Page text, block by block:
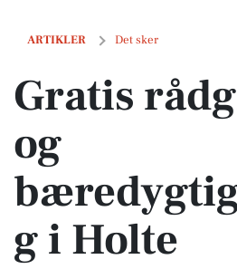
ARTIKLER Det sker
Gratis rådgivning og
Gratis
og
g i Holte